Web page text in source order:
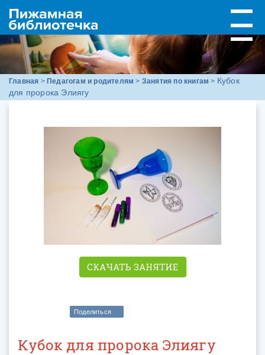
Главная > Педагогам и родителям > Занятия по книгам > Кубок
для пророка Элиягу
СКАЧАТЬ ЗАНЯТИЕ
Поделиться
Кубок для пророка Элиягу